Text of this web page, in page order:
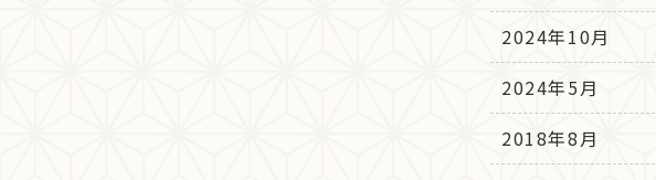
2024年10月
2024年5月
2018年8月